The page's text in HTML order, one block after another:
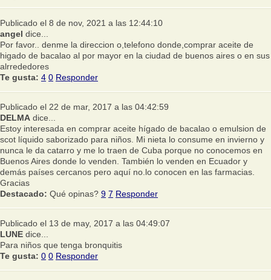
Publicado el 8 de nov, 2021 a las 12:44:10
angel dice...
Por favor.. denme la direccion o,telefono donde,comprar aceite de
higado de bacalao al por mayor en la ciudad de buenos aires o en sus
alrrededores
Te gusta: 4 0 Responder
Publicado el 22 de mar, 2017 a las 04:42:59
DELMA dice...
Estoy interesada en comprar aceite hígado de bacalao o emulsion de
scot líquido saborizado para niños. Mi nieta lo consume en invierno y
nunca le da catarro y me lo traen de Cuba porque no conocemos en
Buenos Aires donde lo venden. También lo venden en Ecuador y
demás países cercanos pero aquí no.lo conocen en las farmacias.
Gracias
Destacado: Qué opinas? 9 7 Responder
Publicado el 13 de may, 2017 a las 04:49:07
LUNE dice...
Para niños que tenga bronquitis
Te gusta: 0 0 Responder